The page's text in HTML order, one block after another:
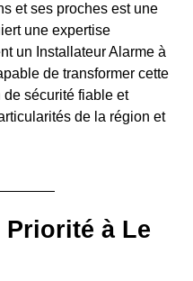
et ses proches est une
une expertise
un Installateur Alarme à
de transformer cette
sécurité fiable et
de la région et
Priorité à Le